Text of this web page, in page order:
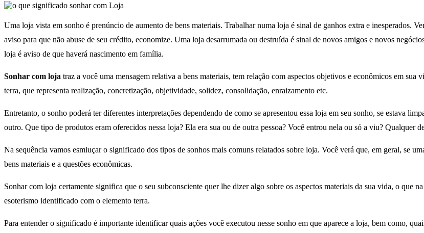
Uma loja vista em sonho é prenúncio de aumento de bens materiais. Trabalhar numa loja é sinal de ganhos extra e inesperados.
aviso para que não abuse de seu crédito, economize. Uma loja desarrumada ou destruída é sinal de novos amigos e novos
loja é aviso de que haverá nascimento em família.
Sonhar com loja traz a você uma mensagem relativa a bens materiais, tem relação com aspectos objetivos e econômicos em
terra, que representa realização, concretização, objetividade, solidez, consolidação, enraizamento etc.
Entretanto, o sonho poderá ter diferentes interpretações dependendo de como se apresentou essa loja em seu sonho, se estava
outro. Que tipo de produtos eram oferecidos nessa loja? Ela era sua ou de outra pessoa? Você entrou nela ou só a viu? Qualquer
Na sequência vamos esmiuçar o significado dos tipos de sonhos mais comuns relatados sobre loja. Você verá que, em geral, se
bens materiais e a questões econômicas.
Sonhar com loja certamente significa que o seu subconsciente quer lhe dizer algo sobre os aspectos materiais da sua vida, o que
esoterismo identificado com o elemento terra.
Para entender o significado é importante identificar quais ações você executou nesse sonho em que aparece a loja, bem como,